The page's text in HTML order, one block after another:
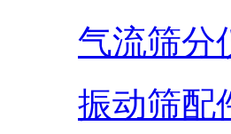
气流筛分
振动筛配